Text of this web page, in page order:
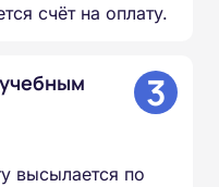
счёт на оплату.
3
высылается по